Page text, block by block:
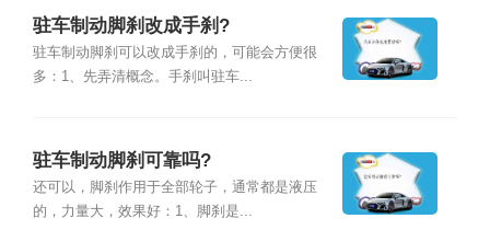
驻车制动脚刹改成手刹?
驻车制动脚刹可以改成手刹的，可能会方便很
多：1、先弄清概念。手刹叫驻车...
驻车制动脚刹可靠吗?
还可以，脚刹作用于全部轮子，通常都是液压
的，力量大，效果好：1、脚刹是...